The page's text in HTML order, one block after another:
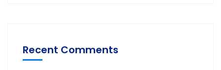
Recent Comments